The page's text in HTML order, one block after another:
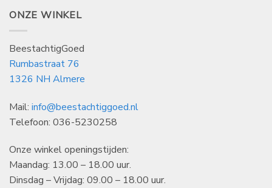
ONZE WINKEL
BeestachtigGoed
Rumbastraat 76
1326 NH Almere
Mail: info@beestachtiggoed.nl
Telefoon: 036-5230258
Onze winkel openingstijden:
Maandag: 13.00 – 18.00 uur.
Dinsdag – Vrijdag: 09.00 – 18.00 uur.